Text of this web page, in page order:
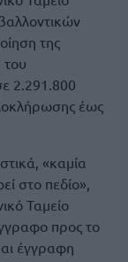
της
2.291.800
έως
«καμία
στο πεδίο»,
Ταμείο
προς το
έγγραφη